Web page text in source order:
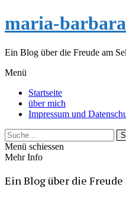
maria-barbara
Ein Blog über die Freude am
Menü
Startseite
über mich
Impressum und
Suche
Menü schiessen
Mehr Info
Ein Blog über die